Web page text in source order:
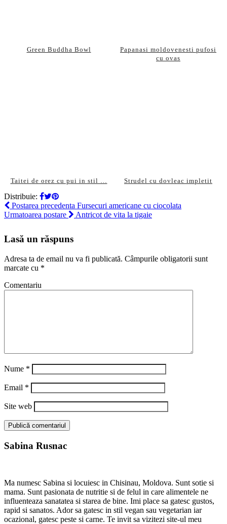
Green Buddha Bowl
Papanasi moldovenesti pufosi
cu ovas
Taitei de orez cu pui in stil … Strudel cu dovleac impletit
Distribuie:
Postarea precedenta Fursecuri americane cu ciocolata
Urmatoarea postare
Antricot de vita la tigaie
Lasă un răspuns
Adresa ta de email nu va fi publicată. Câmpurile obligatorii sunt
marcate cu *
Comentariu
Nume *
Email *
Site web
Sabina Rusnac
Ma numesc Sabina si locuiesc in Chisinau, Moldova. Sunt sotie si
mama. Sunt pasionata de nutritie si de felul in care alimentele ne
influenteaza sanatatea si starea de bine. Imi place sa gatesc gustos,
rapid si sanatos. Ador sa gatesc in stil vegan sau vegetarian iar
ocazional, gatesc peste si carne. Te invit sa vizitezi site-ul meu